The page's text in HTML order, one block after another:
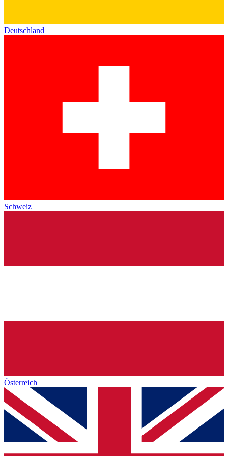
Deutschland
Schweiz
Österreich